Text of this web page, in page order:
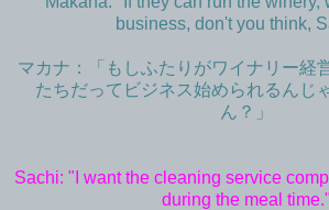
business, don't you think,
マカナ：「もしふたりがワイナリー経
たちだってビジネス始められるんじ
ん？」
Sachi: "I want the cleaning service
during the meal time."